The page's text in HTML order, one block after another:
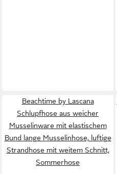
Beachtime by Lascana
Schlupfhose aus weicher
Musselinware mit elastischem
Bund lange Musselinhose, luftige
Strandhose mit weitem Schnitt,
Sommerhose